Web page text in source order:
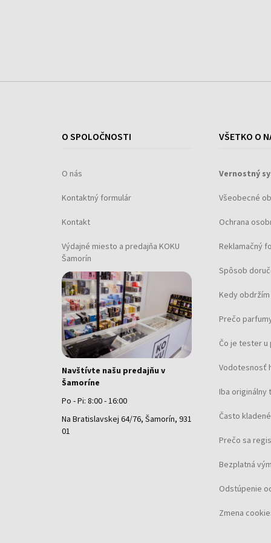
O SPOLOČNOSTI
O nás
Kontaktný formulár
Kontakt
Výdajné miesto a predajňa KOKU
Šamorín
Navštívte našu predajňu v
Šamoríne
Po - Pi: 8:00 - 16:00
Na Bratislavskej 64/76, Šamorín, 931
01
VŠETKO O
Vernostný
Všeobecné
Ochrana
Reklamačný
Spôsob
Kedy
Prečo
Čo je tester u
Vodotesnosť
Iba originálny
Často
Prečo sa
Bezplatná
Odstúpenie
Zmena